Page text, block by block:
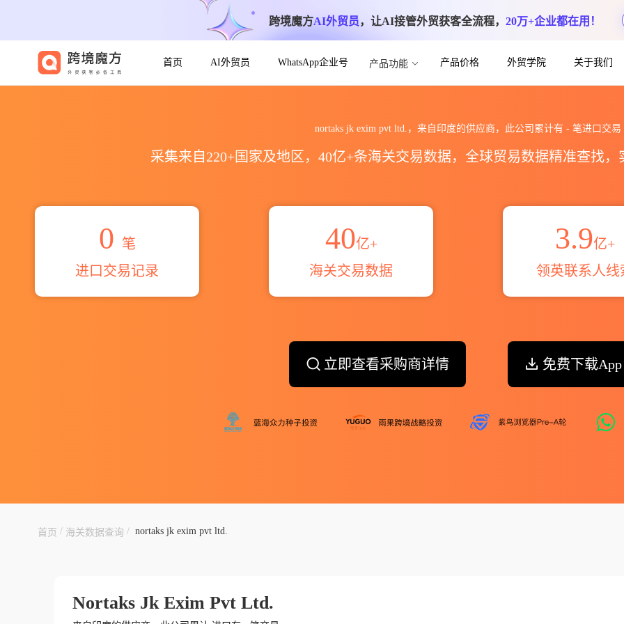
跨境魔方AI外贸员，让AI接管外贸获客全流程， 20万+企业都在用！
首页 AI外贸员 WhatsApp企业号 产品功能 产品价格 外贸学院 关于我们
nortaks jk exim pvt ltd.，来自印度的供应商，此公司累计有 - 笔进口交易
采集来自220+国家及地区，40亿+条海关交易数据，全球贸易数据精准查找
0 笔
进口交易记录
40亿+
海关交易数据
3.9亿+
领英联系人线
立即查看采购商详情 免费下载App
首页 / 海关数据查询 / nortaks jk exim pvt ltd.
Nortaks Jk Exim Pvt Ltd.